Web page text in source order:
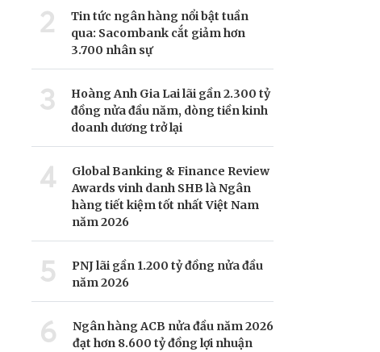
2
Tin tức ngân hàng nổi bật tuần
qua: Sacombank cắt giảm hơn
3.700 nhân sự
3
Hoàng Anh Gia Lai lãi gần 2.300 tỷ
đồng nửa đầu năm, dòng tiền kinh
doanh dương trở lại
4
Global Banking & Finance Review
Awards vinh danh SHB là Ngân
hàng tiết kiệm tốt nhất Việt Nam
năm 2026
5
PNJ lãi gần 1.200 tỷ đồng nửa đầu
năm 2026
6
Ngân hàng ACB nửa đầu năm 2026
đạt hơn 8.600 tỷ đồng lợi nhuận